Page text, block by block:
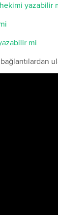
yazabilir
mi